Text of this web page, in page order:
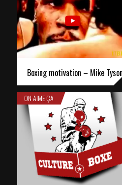
Boxing motivation – Mike Tyson
ON AIME ÇA